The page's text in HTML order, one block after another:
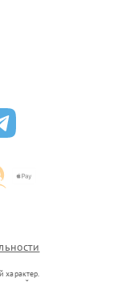
характер.